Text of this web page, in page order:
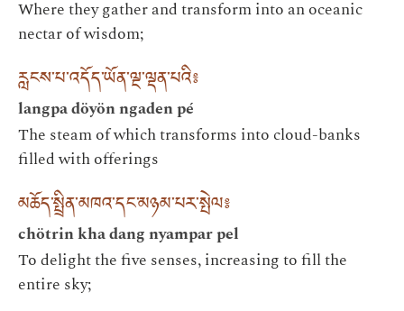
Where they gather and transform into an oceanic
nectar of wisdom;
རླངས་པ་འདོད་ཡོན་ལྔ་ལྡན་པའི༔
langpa döyön ngaden pé
The steam of which transforms into cloud-banks
filled with offerings
མཆོད་སྤྲིན་མཁའ་དང་མཉམ་པར་སྤེལ༔
chötrin kha dang nyampar pel
To delight the five senses, increasing to fill the
entire sky;